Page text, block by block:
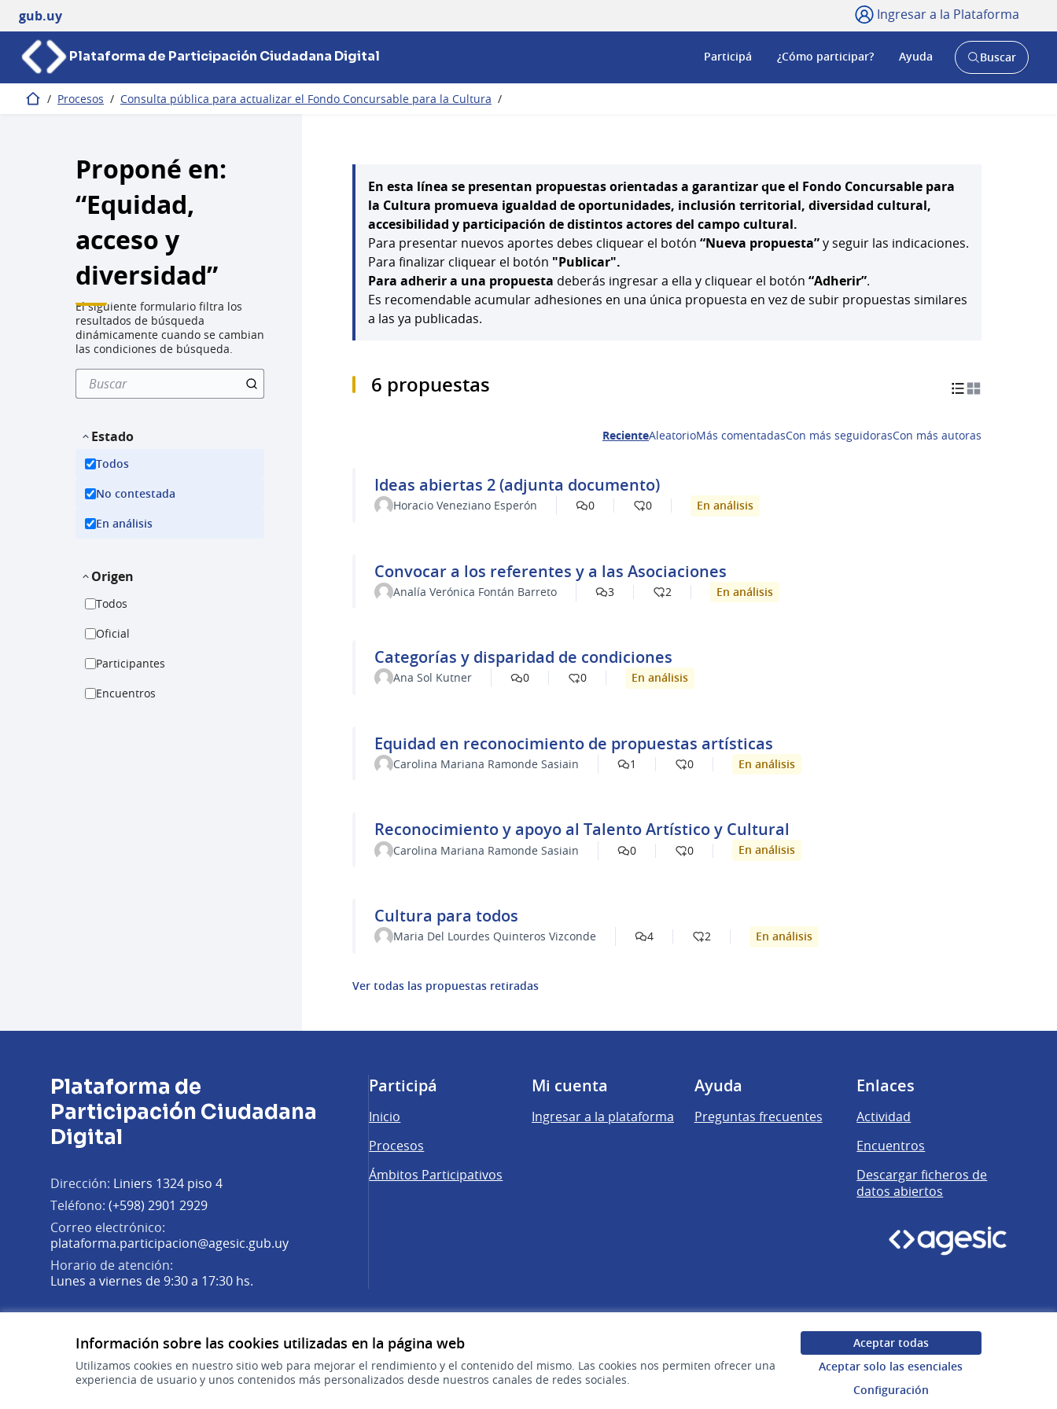
Información sobre las cookies utilizadas en la página web
Utilizamos cookies en nuestro sitio web para mejorar el rendimiento y el contenido del mismo. Las cookies nos permiten ofrecer una
experiencia de usuario y unos contenidos más personalizados desde nuestros canales de redes sociales.
Aceptar todas
Aceptar solo las esenciales
Configuración
gub.uy Ingresar a la Plataforma
Plataforma de Participación Ciudadana Digital Participá ¿Cómo participar? Ayuda
AbrirBuscar
Inicio / Procesos / Consulta pública para actualizar el Fondo Concursable para la Cultura /
Proponé en:
“Equidad,
acceso y
diversidad”
El siguiente formulario filtra los
resultados de búsqueda
dinámicamente cuando se cambian
las condiciones de búsqueda.
Estado
Todos
No contestada
En análisis
Origen
Todos
Oficial
Participantes
Encuentros
En esta línea se presentan propuestas orientadas a garantizar que el Fondo Concursable para
la Cultura promueva igualdad de oportunidades, inclusión territorial, diversidad cultural,
accesibilidad y participación de distintos actores del campo cultural.
Para presentar nuevos aportes debes cliquear el botón “Nueva propuesta”y seguir las indicaciones.
Para finalizar cliquear el botón "Publicar".
Para adherir a una propuesta deberás ingresar a ella y cliquear el botón “Adherir”.
Es recomendable acumular adhesiones en una única propuesta en vez de subir propuestas similares
a las ya publicadas.
6 propuestas
RecienteAleatorioMás comentadasCon más seguidorasCon más autoras
Ideas abiertas 2 (adjunta documento)
Horacio Veneziano Esperón 0 0 En análisis
Convocar a los referentes y a las Asociaciones
Analía Verónica Fontán Barreto 3 2 En análisis
Categorías y disparidad de condiciones
Ana Sol Kutner 0 0 En análisis
Equidad en reconocimiento de propuestas artísticas
Carolina Mariana Ramonde Sasiain 1 0 En análisis
Reconocimiento y apoyo al Talento Artístico y Cultural
Carolina Mariana Ramonde Sasiain 0 0 En análisis
Cultura para todos
Maria Del Lourdes Quinteros Vizconde 4 2 En análisis
Ver todas las propuestas retiradas
Plataforma de
Participación Ciudadana
Digital
Dirección: Liniers 1324 piso 4
Teléfono: (+598) 2901 2929
Correo electrónico:
plataforma.participacion@agesic.gub.uy(Abrir en una pestaña nueva)
Horario de atención:
Lunes a viernes de 9:30 a 17:30 hs.
(Enlace externo)
(Enlace externo)
(Enlace externo)
Participá
Inicio
Procesos
Ámbitos Participativos
Mi cuenta
Ingresar a la plataforma
Ayuda
Preguntas frecuentes
Enlaces
Actividad
Encuentros
Descargar ficheros de
datos abiertos
Web creada con